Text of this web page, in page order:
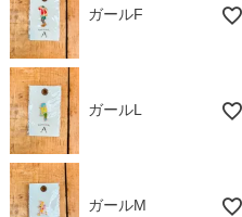
ガールF
ガールL
ガールM